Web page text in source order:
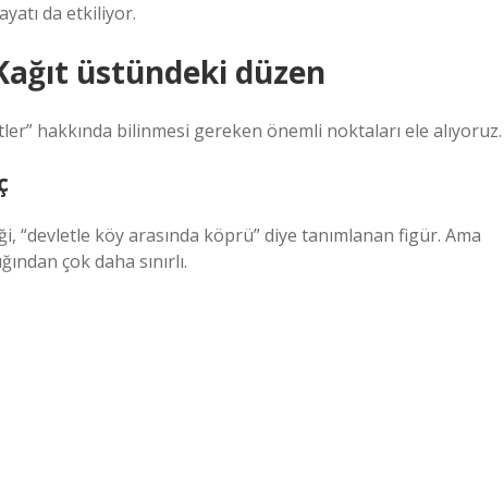
da etkiliyor.
üstündeki düzen
hakkında bilinmesi gereken önemli noktaları ele alıyoruz.
“devletle köy arasında köprü” diye tanımlanan figür. Ama
çok daha sınırlı.